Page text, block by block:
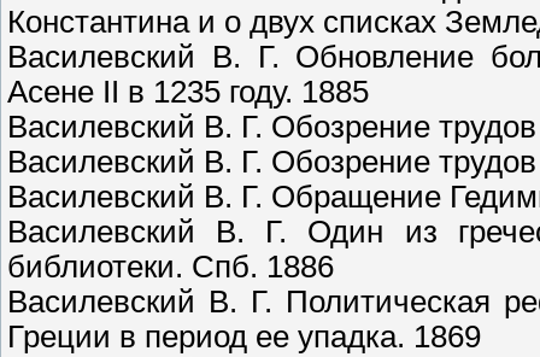
Константина и о двух списках
Василевский В. Г. Обновление
Асене II в 1235 году. 1885
Василевский В. Г. Обозрение
Василевский В. Г. Обозрение
Василевский В. Г. Обращение
Василевский В. Г. Один из
библиотеки. Спб. 1886
Василевский В. Г. Политическая
Греции в период ее упадка. 1869